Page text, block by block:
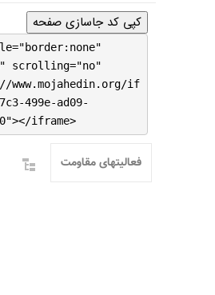
کپی کد جاسازی صفحه
scrolling="no"
www.mojahedin.org/if
499e-ad09-
iframe>
فعالیتهای مقاومت